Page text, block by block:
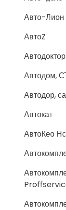
Авто-Лион
АвтоZ
Автодоктор
Автодом,
Автодор,
Автокат
АвтоКео